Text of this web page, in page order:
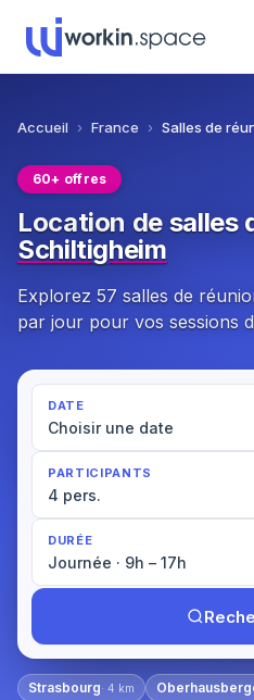
Accueil › France › Salles de
60+ offres
Location de salles
Schiltigheim
Explorez 57 salles de
par jour pour vos sessions
DATE
Choisir une date
PARTICIPANTS
4 pers.
DURÉE
Journée · 9h – 17h
Strasbourg· 4 km